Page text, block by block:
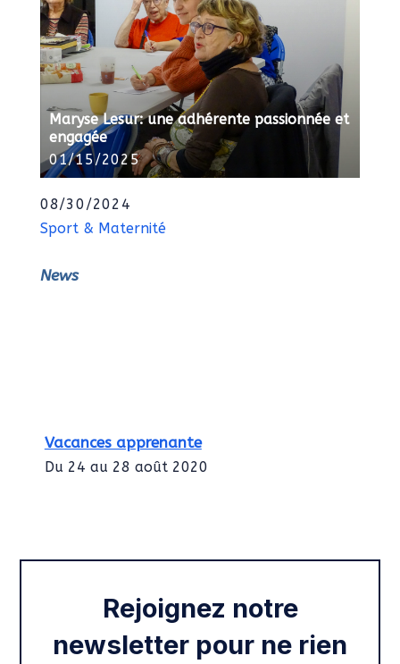
Maryse Lesur: une adhérente passionnée et
engagée
01/15/2025
08/30/2024
Sport & Maternité
News
Vacances apprenante
Du 24 au 28 août 2020
Rejoignez notre
newsletter pour ne rien